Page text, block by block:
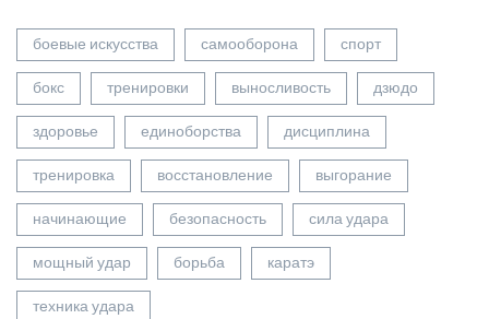
боевые искусства самооборона
спорт
бокс
тренировки выносливость
дзюдо
здоровье
единоборства
дисциплина
тренировка
восстановление
выгорание
начинающие
безопасность
сила удара
мощный удар
борьба
каратэ
техника удара